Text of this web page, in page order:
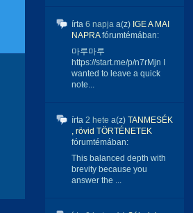
írta 6 napja a(z) IGE A MAI
NAPRAfórumtémában:
마루마루
https://start.me/p/n7rMjn I
wanted to leave a quick
note...
írta 2 hete a(z) TANMESÉK
, rövid TÖRTÉNETEK
fórumtémában:
This balanced depth with
brevity because you
answer the ...